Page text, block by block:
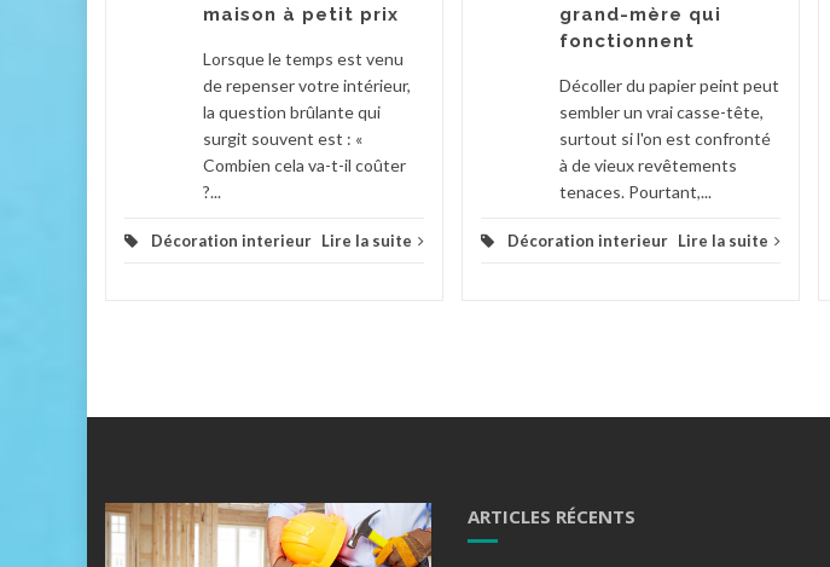
maison à petit prix
Lorsque le temps est venu
de repenser votre intérieur,
la question brûlante qui
surgit souvent est : «
Combien cela va-t-il coûter
?...
Décoration interieur Lire la suite
grand-mère qui
fonctionnent
Décoller du papier peint peut
sembler un vrai casse-tête,
surtout si l'on est confronté
à de vieux revêtements
tenaces. Pourtant,...
Décoration interieur Lire la suite
ARTICLES RÉCENTS